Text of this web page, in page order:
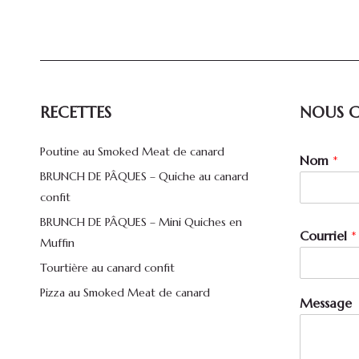
RECETTES
Poutine au Smoked Meat de canard
BRUNCH DE PÂQUES – Quiche au canard
confit
BRUNCH DE PÂQUES – Mini Quiches en
Muffin
Tourtière au canard confit
Pizza au Smoked Meat de canard
NOUS
N
o
N
m
C
u
r
r
Nom *
Courriel *
Message